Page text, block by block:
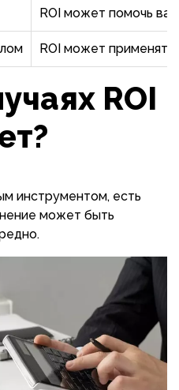
ROI может помочь
ROI может
ROI
инструментом, есть
может быть